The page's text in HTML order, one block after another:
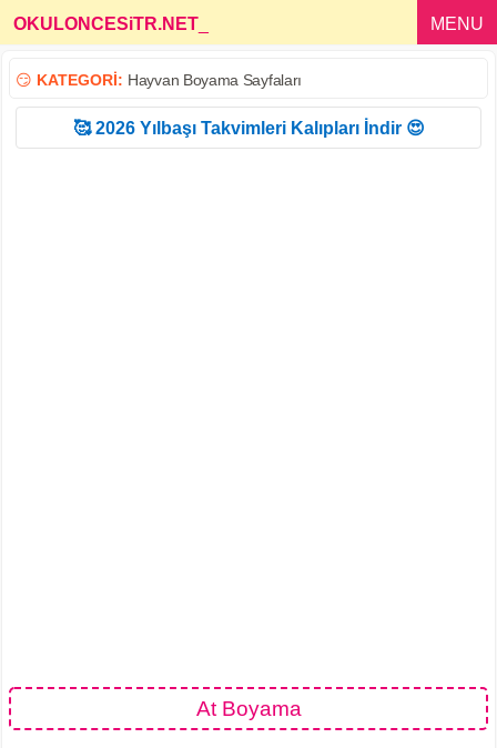
OKULONCESiTR.NET MENU
😏 KATEGORİ: Hayvan Boyama Sayfaları
🥰 2026 Yılbaşı Takvimleri Kalıpları İndir 😍
At Boyama